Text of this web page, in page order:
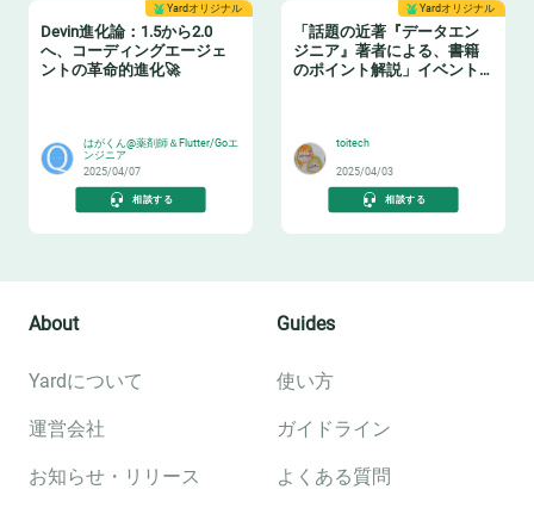
Yardオリジナル
Devin進化論：1.5から2.0
へ、コーディングエージェ
ントの革命的進化🚀
はがくん@薬剤師＆Flutter/Goエ
ンジニア
2025/04/07
相談する
Yardオリジナル
「話題の近著『データエン
ジニア』著者による、書籍
のポイント解説」イベント
toitech
2025/04/03
相談する
About
Yardについて
運営会社
お知らせ・リリース
Guides
使い方
ガイドライン
よくある質問